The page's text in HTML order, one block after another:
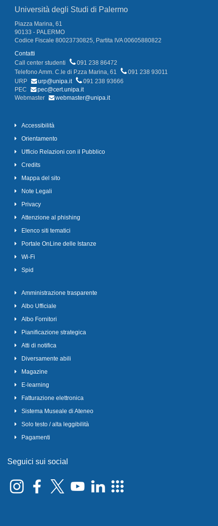
Università degli Studi di Palermo
Piazza Marina, 61
90133 - PALERMO
Codice Fiscale 80023730825, Partita IVA 00605880822
Contatti
Call center studenti
091 238 86472
Telefono Amm. C.le di P.zza Marina, 61
091 238 93011
URP
urp@unipa.it
091 238 93666
PEC
pec@cert.unipa.it
Webmaster
webmaster@unipa.it
Accessibilità
Orientamento
Ufficio Relazioni con il Pubblico
Credits
Mappa del sito
Note Legali
Privacy
Attenzione al phishing
Elenco siti tematici
Portale OnLine delle Istanze
Wi-Fi
Spid
Amministrazione trasparente
Albo Ufficiale
Albo Fornitori
Pianificazione strategica
Atti di notifica
Diversamente abili
Magazine
E-learning
Fatturazione elettronica
Sistema Museale di Ateneo
Solo testo / alta leggibilità
Pagamenti
Seguici sui social